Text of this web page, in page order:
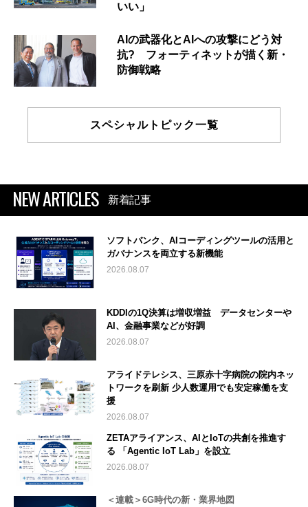
いい」
AIの武器化とAIへの攻撃にどう対
抗? フォーティネットが描く新・
防御戦略
スペシャルトピック一覧
NEW ARTICLES 新着記事
ソフトバンク、AIコーディングツールの活用と
ガバナンスを両立する新機能
2026.08.07
KDDIの1Q決算は増収増益 データセンターや
AI、金融事業などが好調
2026.08.07
アライドテレシス、三原赤十字病院の院内ネッ
トワークを刷新 少人数運用でも安定稼働を支
援
2026.08.07
ZETAアライアンス、AIとIoTの共創を推進す
る 「Agentic IoT Lab」を設立
2026.08.07
＜連載＞6G時代の新・業界地図